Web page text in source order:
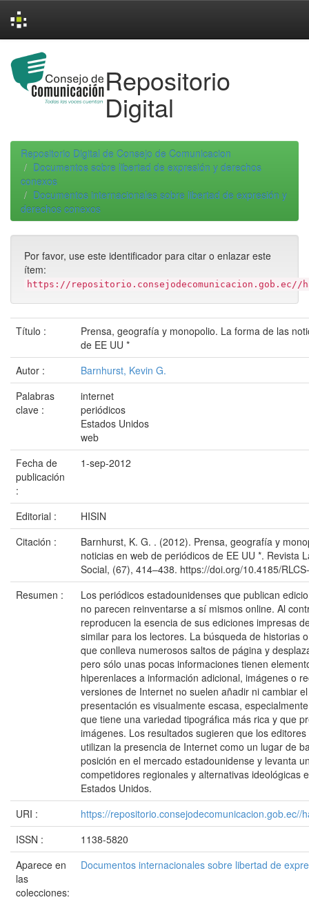
navigation
Repositorio
Digital
Repositorio Digital de Consejo de Comunicacion
Documentos sobre libertad de expresión y derechos
conexos
Documentos internacionales sobre libertad de expresión y
derechos conexos
Por favor, use este identificador para citar o enlazar este
ítem:
https://repositorio.consejodecomunicacion.gob.ec//
Título :
Prensa, geografía y monopolio. La forma de las
de EE UU *
Autor :
Barnhurst, Kevin G.
Palabras
clave :
internet
periódicos
Estados Unidos
web
Fecha de
publicación
:
1-sep-2012
Editorial :
HISIN
Citación :
Barnhurst, K. G. . (2012). Prensa, geografía y
noticias en web de periódicos de EE UU *. Revista
Social, (67), 414–438. https://doi.org/10.4185/
Resumen :
Los periódicos estadounidenses que publican
no parecen reinventarse a sí mismos online. Al
reproducen la esencia de sus ediciones impresas
similar para los lectores. La búsqueda de historias
que conlleva numerosos saltos de página y
pero sólo unas pocas informaciones tienen
hiperenlaces a información adicional, imágenes o
versiones de Internet no suelen añadir ni cambiar
presentación es visualmente escasa,
que tiene una variedad tipográfica más rica y que
imágenes. Los resultados sugieren que los
utilizan la presencia de Internet como un lugar de
posición en el mercado estadounidense y levanta
competidores regionales y alternativas ideológicas
Estados Unidos.
URI :
https://repositorio.consejodecomunicacion.gob.ec//
ISSN :
1138-5820
Aparece en
las
colecciones:
Documentos internacionales sobre libertad de